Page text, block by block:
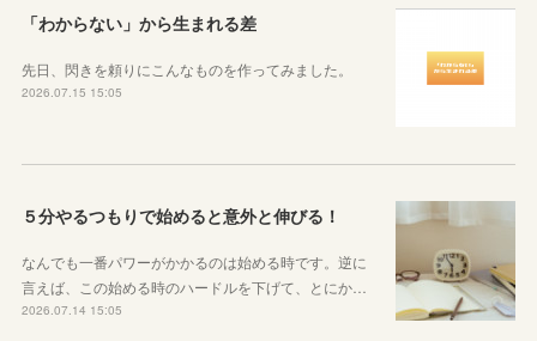
「わからない」から生まれる差
先日、閃きを頼りにこんなものを作ってみました。
2026.07.15 15:05
５分やるつもりで始めると意外と伸びる！
なんでも一番パワーがかかるのは始める時です。逆に
言えば、この始める時のハードルを下げて、とにか…
2026.07.14 15:05